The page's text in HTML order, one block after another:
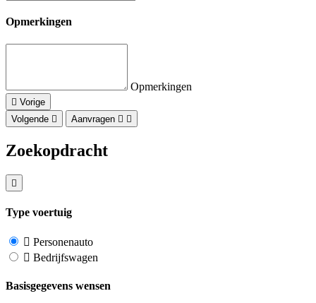
Opmerkingen
Opmerkingen
Vorige
Volgende
Aanvragen
Zoekopdracht
Type voertuig
Personenauto
Bedrijfswagen
Basisgegevens wensen